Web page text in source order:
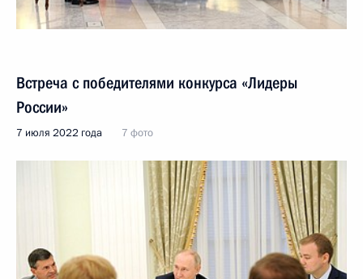
Встреча с победителями конкурса «Лидеры
России»
7 июля 2022 года 7 фото